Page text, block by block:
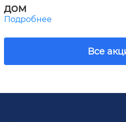
дом
Подробнее
Все